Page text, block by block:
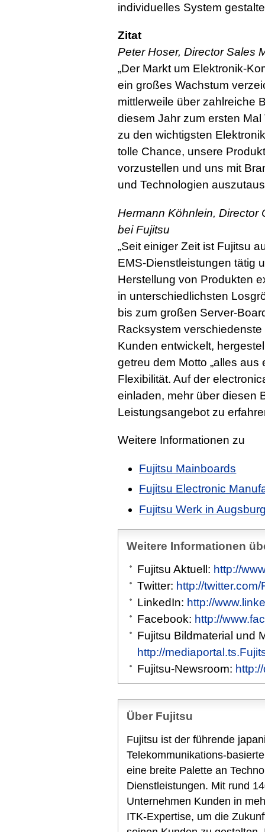
individuelles System
Zitat
Peter Hoser, Director Sales
„Der Markt um Elektronik-
ein großes Wachstum
mittlerweile über zahlreiche
diesem Jahr zum ersten
zu den wichtigsten
tolle Chance, unsere
vorzustellen und uns mit
und Technologien
Hermann Köhnlein, Director
bei Fujitsu
„Seit einiger Zeit ist Fujitsu
EMS-Dienstleistungen tätig
Herstellung von Produkten
in unterschiedlichsten
bis zum großen Server-
Racksystem
Kunden entwickelt,
getreu dem Motto „alles
Flexibilität. Auf der
einladen, mehr über diesen
Leistungsangebot zu
Weitere Informationen zu
Fujitsu Mainboards
Fujitsu Electronic
Fujitsu Werk in
Weitere Informationen
Fujitsu Aktuell: http://
Twitter: http://
LinkedIn: http://
Facebook: http://
Fujitsu Bildmaterial und
http://
Fujitsu-Newsroom:
Über Fujitsu
Fujitsu ist der führende
Telekommunikations-
eine breite Palette an
Dienstleistungen. Mit rund
Unternehmen Kunden in
ITK-Expertise, um die